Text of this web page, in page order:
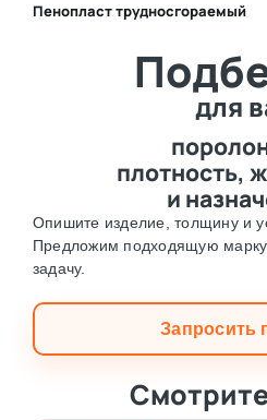
Пенопласт трудносгораемый
для
плотность,
и
Опишите изделие, толщину и
Предложим подходящую
задачу.
Запросить